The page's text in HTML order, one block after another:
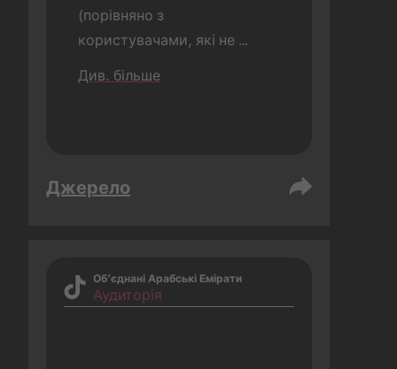
(порівняно з
користувачами, які не
Див. більше
Джерело
Об’єднані Арабські Емірати
Аудиторія